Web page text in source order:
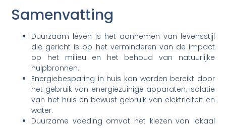
Samenvatting
Duurzaam leven is het aannemen van levensstijl
die gericht is op het verminderen van de impact
op het milieu en het behoud van natuurlijke
hulpbronnen.
Energiebesparing in huis kan worden bereikt door
het gebruik van energiezuinige apparaten, isolatie
van het huis en bewust gebruik van elektriciteit en
water.
Duurzame voeding omvat het kiezen van lokaal